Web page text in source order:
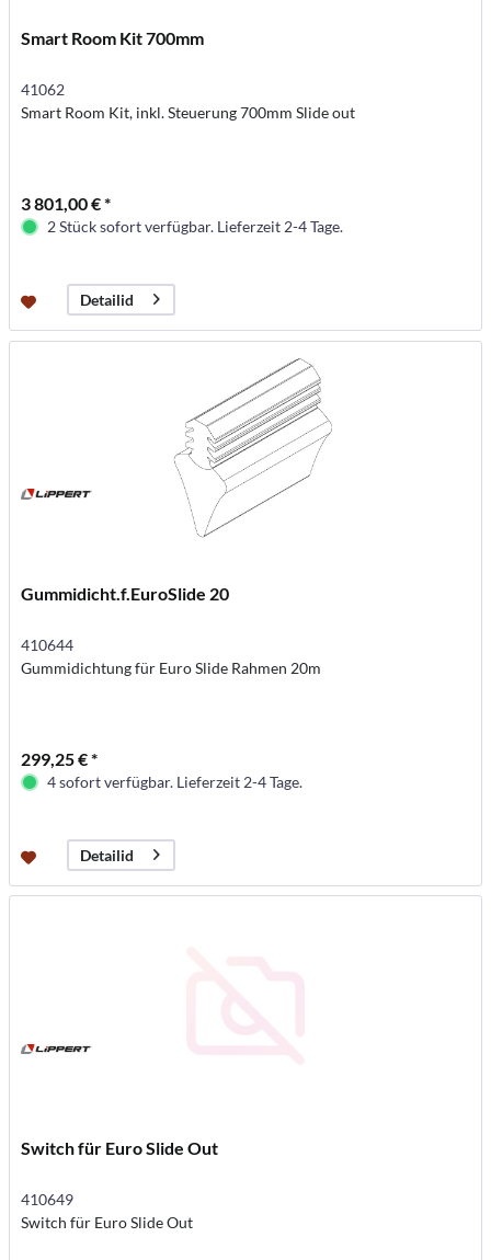
Smart Room Kit 700mm
41062
Smart Room Kit, inkl. Steuerung 700mm Slide out
3 801,00 € *
2 Stück sofort verfügbar. Lieferzeit 2-4 Tage.
Detailid
Gummidicht.f.EuroSlide 20
410644
Gummidichtung für Euro Slide Rahmen 20m
299,25 € *
4 sofort verfügbar. Lieferzeit 2-4 Tage.
Detailid
Switch für Euro Slide Out
410649
Switch für Euro Slide Out